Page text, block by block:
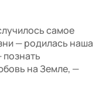
самое
— родилась наша
познать
на Земле, —